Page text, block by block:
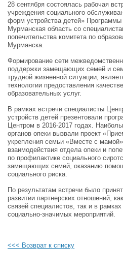
28 сентября состоялась рабочая
учреждения социального
форм устройства детей»
Мурманская область со
попечительства комитета по
Мурманска.
Формирование сети
поддержки замещающих семей и
трудной жизненной ситуации,
технологии предоставления
образовательных услуг.
В рамках встречи специалисты
устройств детей презентовали
Центром в 2016-2017 годах.
органов опеки вызвали проект
укрепления семьи «Вместе с
взаимодействия отдела опеки и
по профилактике социального
замещающих семей, оказанию
социального риска.
По результатам встречи было
развитии партнерских отношений,
связей специалистов, так и в
социально-значимых мероприятий.
<<< Возврат к списку